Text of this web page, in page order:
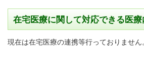
在宅医療に関して対応できる医
現在は在宅医療の連携等行っておりません。